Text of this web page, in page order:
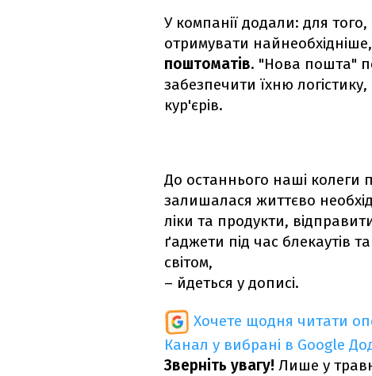
У компанії додали: для
отримувати
поштоматів. "Нова пошта"
забезпечити їхню
кур'єрів.
До останнього наші колеги
залишалася життєво
ліки та продукти,
ґаджети під час блекаутів
світом,
– йдеться у дописі.
Хочете щодня читати
Канал у вибрані в Google
Зверніть увагу! Лише у